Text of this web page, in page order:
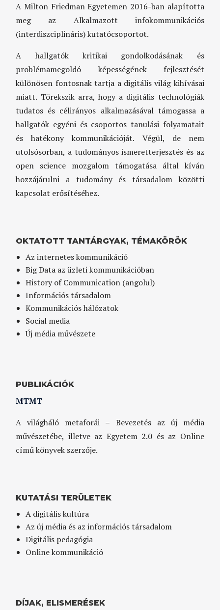
A Milton Friedman Egyetemen 2016-ban alapította
meg az Alkalmazott infokommunikációs
(interdiszciplináris) kutatócsoportot.
A hallgatók kritikai gondolkodásának és
problémamegoldó képességének fejlesztését
különösen fontosnak tartja a digitális világ kihívásai
miatt. Törekszik arra, hogy a digitális technológiák
tudatos és célirányos alkalmazásával támogassa a
hallgatók egyéni és csoportos tanulási folyamatait
és hatékony kommunikációját. Végül, de nem
utolsósorban, a tudományos ismeretterjesztés és az
open science mozgalom támogatása által kíván
hozzájárulni a tudomány és társadalom közötti
kapcsolat erősítéséhez.
OKTATOTT TANTÁRGYAK, TÉMAKÖRÖK
Az internetes kommunikáció
Big Data az üzleti kommunikációban
History of Communication (angolul)
Információs társadalom
Kommunikációs hálózatok
Social media
Új média művészete
PUBLIKÁCIÓK
MTMT
A világháló metaforái – Bevezetés az új média
művészetébe, illetve az Egyetem 2.0 és az Online
című könyvek szerzője.
KUTATÁSI TERÜLETEK
A digitális kultúra
Az új média és az információs társadalom
Digitális pedagógia
Online kommunikáció
DÍJAK, ELISMERÉSEK